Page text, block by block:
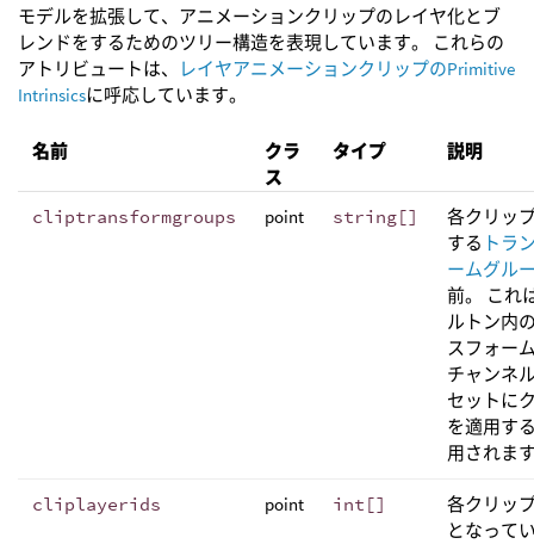
モデルを拡張して、アニメーションクリップのレイヤ化とブ
レンドをするためのツリー構造を表現しています。 これらの
アトリビュートは、
レイヤアニメーションクリップのPrimitive
Intrinsicsに呼応しています。
名前
クラ
ス
タイプ 説明
cliptransformgroups point string[]
各クリッ
する トラ
ームグル
前。 これ
ルトン内
スフォー
チャンネ
セットに
を適用す
用されま
cliplayerids point int[]
各クリッ
となって